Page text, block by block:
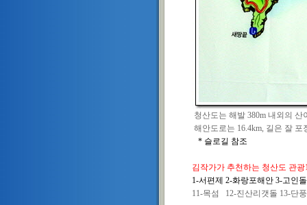
청산도는 해발 380m 내외의
해안도로는 16.4km, 길은 잘
* 슬로길 참조
김작가가 추천하는 청산도 관광
1-서편제 2-화랑포해안 3-고인
11-목섬 12-진산리갯돌 13-단